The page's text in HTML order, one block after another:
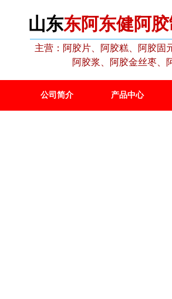
山东东阿东健阿
主营：阿胶片、阿胶糕、阿胶固
阿胶浆、阿胶金丝枣、
公司简介 产品中心